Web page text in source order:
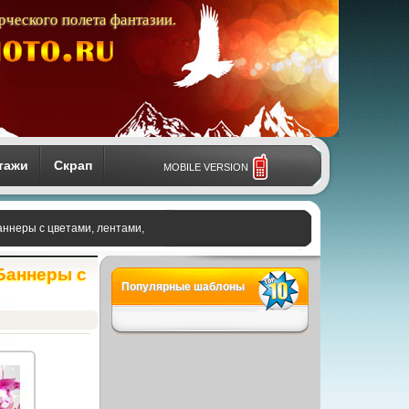
полета фантазии.
Скрап MOBILE VERSION
с цветами, лентами,
с
Популярные шаблоны